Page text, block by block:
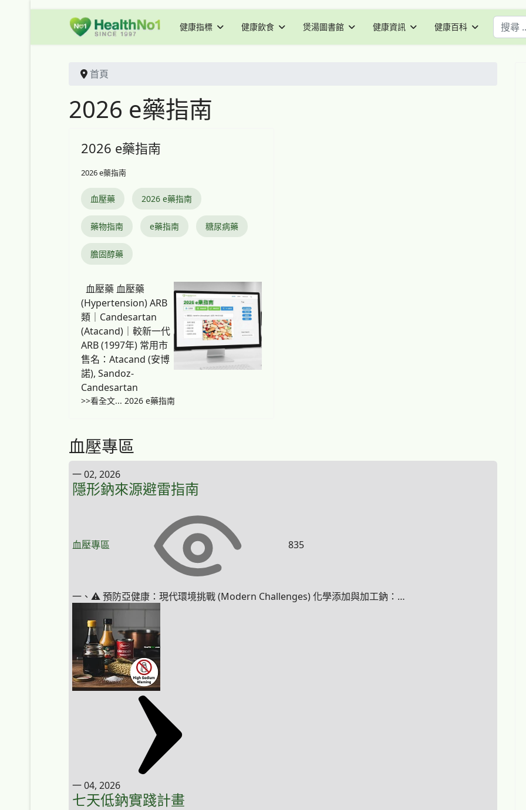
健康指標 健康飲食 煲湯圖書館 健康資訊 健康百科 搜尋
首頁
2026 e藥指南
2026 e藥指南
2026 e藥指南
血壓藥 2026 e藥指南
藥物指南 e藥指南 糖尿病藥
膽固醇藥
血壓藥 血壓藥
(Hypertension) ARB
類｜Candesartan
(Atacand)｜較新一代
ARB (1997年) 常用市
售名：Atacand (安博
諾), Sandoz-
Candesartan
>>看全文... 2026 e藥指南
血壓專區
一 02, 2026
隱形鈉來源避雷指南
血壓專區 835
一、⚠️ 預防亞健康：現代環境挑戰 (Modern Challenges) 化學添加與加工鈉：…
一 04, 2026
七天低鈉實踐計畫